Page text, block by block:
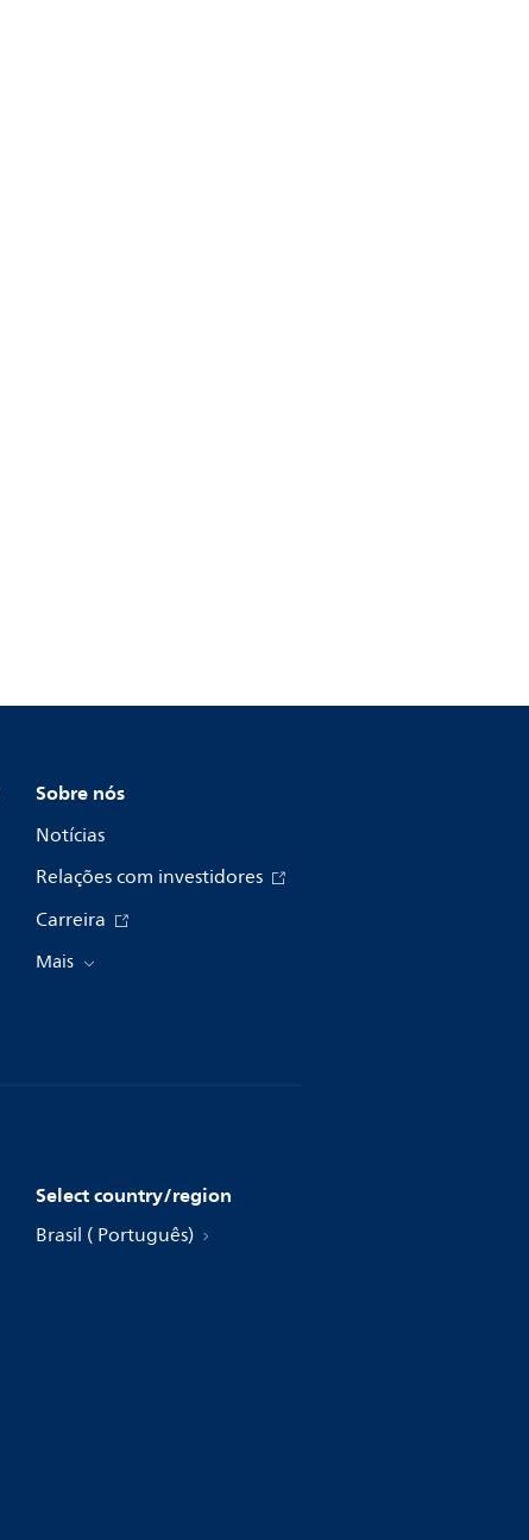
Sobre nós
Notícias
Relações com investidores
Carreira
Mais
Select country/region
Brasil ( Português)